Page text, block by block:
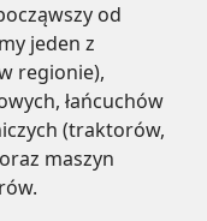
od
jeden z
regionie),
łańcuchów
(traktorów,
maszyn